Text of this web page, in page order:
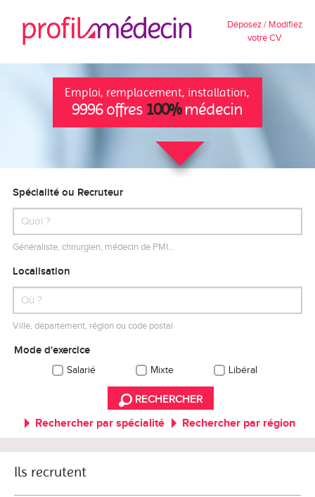
Déposez / Modifiez
votre CV
Emploi, remplacement, installation,
9996 offres 100%médecin
Spécialité ou Recruteur
Généraliste, chirurgien, médecin de PMI…
Localisation
Ville, département, région ou code postal
Mode d'exercice
Salarié Mixte Libéral
RECHERCHER
Rechercher par spécialité Rechercher par région
Ils recrutent